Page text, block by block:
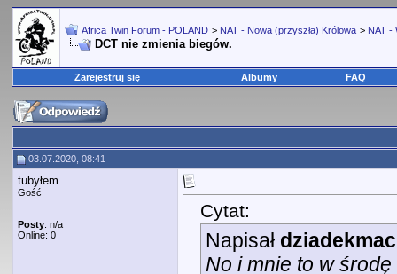
Africa Twin Forum - POLAND > NAT - Nowa (przyszła) Królowa > NAT -
DCT nie zmienia biegów.
Zarejestruj się Albumy FAQ
03.07.2020, 08:41
tubyłem
Gość
Posty: n/a
Online: 0
Cytat:
Napisał
No i mnie to w